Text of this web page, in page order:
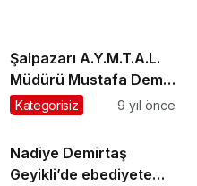
Şalpazarı A.Y.M.T.A.L.
Müdürü Mustafa Demir
ameliyat oldu
Kategorisiz 9 yıl önce
Nadiye Demirtaş
Geyikli’de ebediyete